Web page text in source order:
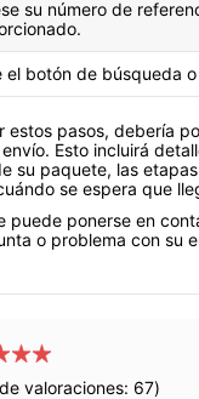
su número de
el botón de búsqueda
estos pasos, debería
Esto incluirá
su paquete, las
se espera que
puede ponerse en
o problema con su
valoraciones: 67)